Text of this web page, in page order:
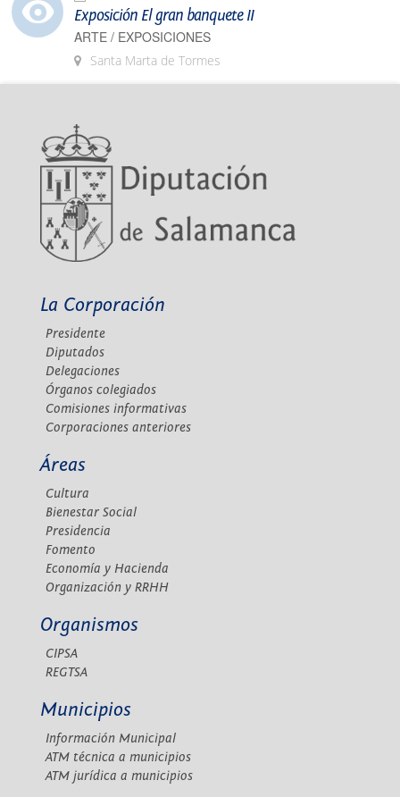
Exposición El gran banquete II
ARTE / EXPOSICIONES
Santa Marta de Tormes
La Corporación
Presidente
Diputados
Delegaciones
Órganos colegiados
Comisiones informativas
Corporaciones anteriores
Áreas
Cultura
Bienestar Social
Presidencia
Fomento
Economía y Hacienda
Organización y RRHH
Organismos
CIPSA
REGTSA
Municipios
Información Municipal
ATM técnica a municipios
ATM jurídica a municipios